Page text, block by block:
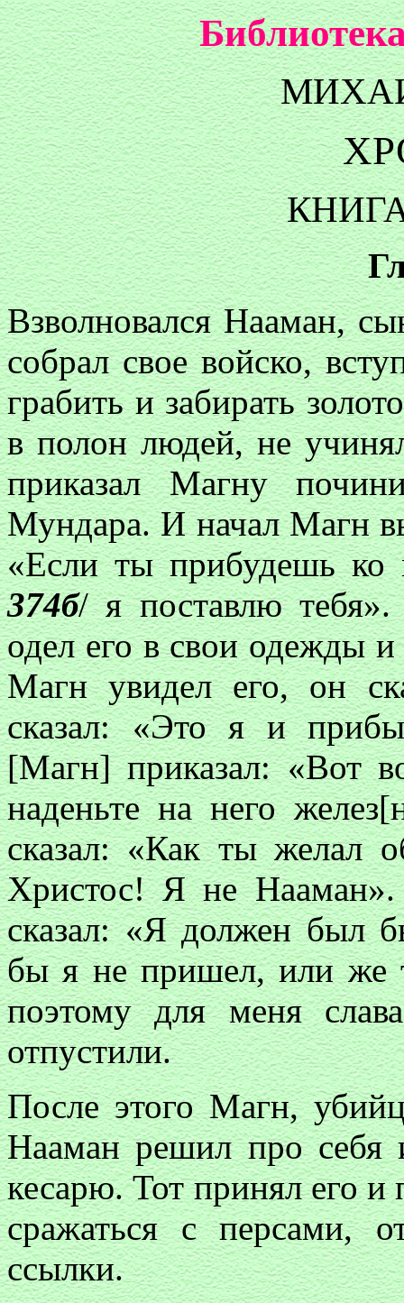
Взволновался Нааман,
собрал свое войско,
грабить и забирать золото
в полон людей,не
приказал Магну
Мундара. И начал Магн
«Если ты прибудешь ко
374б/ я поставлю
одел его в свои одежды
Магн увидел его, он
сказал: «Это я и
[Магн] приказал: «Вот
наденьте на него
сказал: «Как ты желал
Христос! Я не
сказал: «Я должен был
бы я не пришел, или же
поэтому для меня
отпустили.
После этого Магн,
Нааман решил про себя
кесарю. Тот принял его и
сражаться с персами,
ссылки.